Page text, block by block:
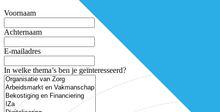
Voornaam
Achternaam
E-mailadres
In welke thema’s ben je geïnteresseerd?